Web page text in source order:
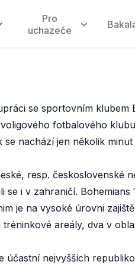
Pro
uchazeče
se sportovním klubem
fotbalového
nachází jen několik
resp. československé
i v zahraničí. Bohemians
je na vysoké úrovni
areály, dva v
účastní nejvyšších